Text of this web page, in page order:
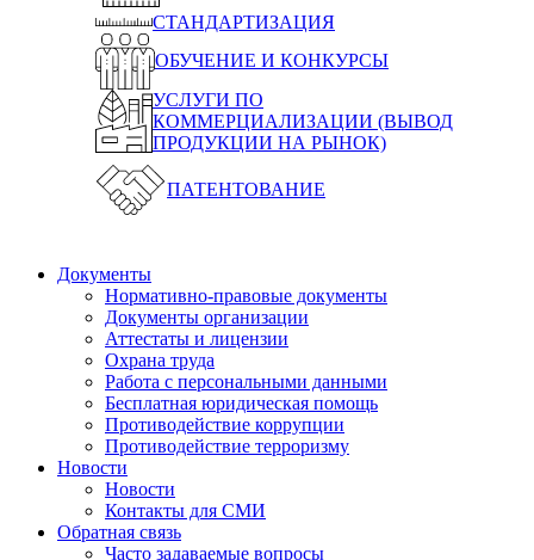
СТАНДАРТИЗАЦИЯ
ОБУЧЕНИЕ И КОНКУРСЫ
УСЛУГИ ПО
КОММЕРЦИАЛИЗАЦИИ (ВЫВОД
ПРОДУКЦИИ НА РЫНОК)
ПАТЕНТОВАНИЕ
Документы
Нормативно-правовые документы
Документы организации
Аттестаты и лицензии
Охрана труда
Работа с персональными данными
Бесплатная юридическая помощь
Противодействие коррупции
Противодействие терроризму
Новости
Новости
Контакты для СМИ
Обратная связь
Часто задаваемые вопросы